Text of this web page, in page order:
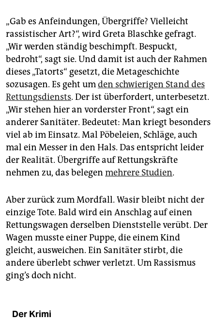
„Gab es Anfeindungen, Übergriffe? Vielleicht
rassistischer Art?“, wird Greta Blaschke gefragt.
„Wir werden ständig beschimpft. Bespuckt,
bedroht“, sagt sie. Und damit ist auch der Rahmen
dieses „Tatorts“ gesetzt, die Metageschichte
sozusagen. Es geht umden schwierigen Stand des
Rettungsdiensts. Der ist überfordert, unterbesetzt.
„Wir stehen hier an vorderster Front“, sagt ein
anderer Sanitäter. Bedeutet: Man kriegt besonders
viel ab im Einsatz. Mal Pöbeleien, Schläge, auch
mal ein Messer in den Hals. Das entspricht leider
der Realität. Übergriffe auf Rettungskräfte
nehmen zu, das belegen mehrere Studien.
Aber zurück zum Mordfall. Wasir bleibt nicht der
einzige Tote. Bald wird ein Anschlag auf einen
Rettungswagen derselben Dienststelle verübt. Der
Wagen musste einer Puppe, die einem Kind
gleicht, ausweichen. Ein Sanitäter stirbt, die
andere überlebt schwer verletzt. Um Rassismus
ging’s doch nicht.
Der Krimi